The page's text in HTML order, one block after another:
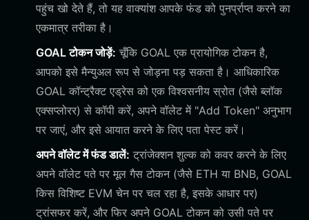
पहुंच खो देते हैं, तो यह वाक्यांश आपके फंड को पुनर्प्राप्त करने का
एकमात्र तरीका है।
GOAL टोकन जोड़ें: चूँकि GOAL एक प्रायोगिक टोकन है,
आपको इसे मैन्युअल रूप से जोड़ना पड़ सकता है। आधिकारिक
GOAL कॉन्ट्रैक्ट एड्रेस को एक विश्वसनीय स्रोत (जैसे ब्लॉक
एक्सप्लोरर) से कॉपी करें, अपने वॉलेट में "Add Token" अनुभाग
पर जाएं, और इसे आयात करने के लिए पता पेस्ट करें।
अपने वॉलेट में फंड डालें: ट्रांजेक्शन शुल्क को कवर करने के लिए
अपने वॉलेट पते पर मूल गैस टोकन (जैसे ETH या BNB, GOAL
किस विशिष्ट EVM चेन पर चल रहा है, इसके आधार पर)
ट्रांसफर करें, और फिर अपने GOAL टोकन को उसी पते पर